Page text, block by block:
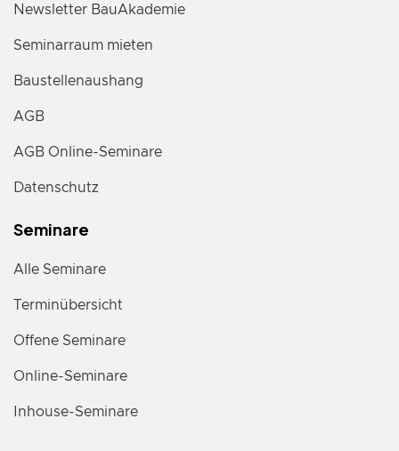
Newsletter BauAkademie
Seminarraum mieten
Baustellenaushang
AGB
AGB Online-Seminare
Datenschutz
Seminare
Alle Seminare
Terminübersicht
Offene Seminare
Online-Seminare
Inhouse-Seminare